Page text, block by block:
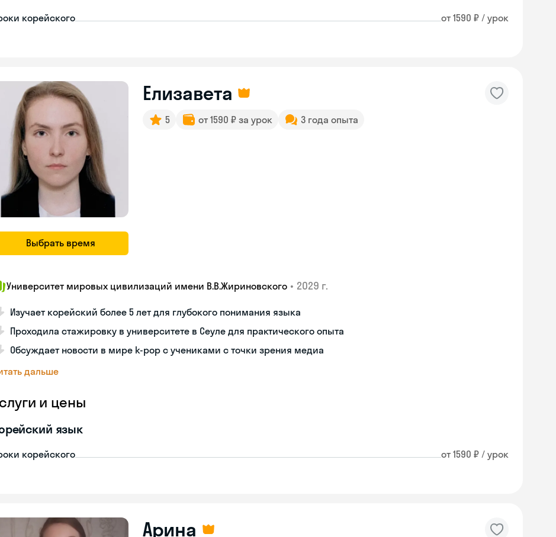
корейского от 1590 ₽ / урок
Выбрать время
Елизавета
5 от 1590 ₽ за урок 3 года опыта
Университет мировых цивилизаций имени В.В.Жириновского • 2029 г.
Изучает корейский более 5 лет для глубокого понимания языка
Проходила стажировку в университете в Сеуле для практического опыта
Обсуждает новости в мире k-pop с учениками с точки зрения медиа
дальше
и цены
язык
корейского от 1590 ₽ / урок
Арина